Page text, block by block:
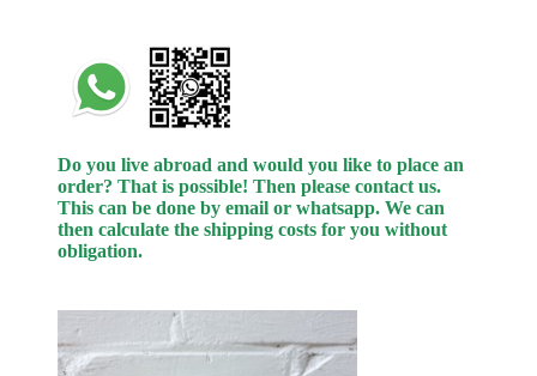
Do you live abroad and would you like to place an
order? That is possible! Then please contact us.
This can be done by email or whatsapp. We can
then calculate the shipping costs for you without
obligation.